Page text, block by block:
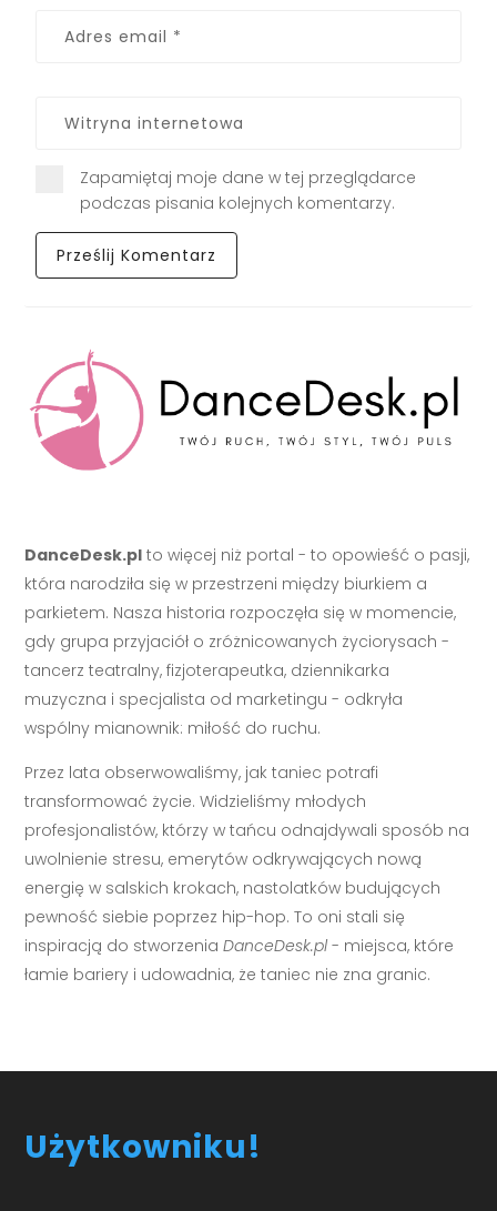
Zapamiętaj moje dane w tej przeglądarce
podczas pisania kolejnych komentarzy.
DanceDesk.pl to więcej niż portal - to opowieść o pasji,
która narodziła się w przestrzeni między biurkiem a
parkietem. Nasza historia rozpoczęła się w momencie,
gdy grupa przyjaciół o zróżnicowanych życiorysach -
tancerz teatralny, fizjoterapeutka, dziennikarka
muzyczna i specjalista od marketingu - odkryła
wspólny mianownik: miłość do ruchu.
Przez lata obserwowaliśmy, jak taniec potrafi
transformować życie. Widzieliśmy młodych
profesjonalistów, którzy w tańcu odnajdywali sposób na
uwolnienie stresu, emerytów odkrywających nową
energię w salskich krokach, nastolatków budujących
pewność siebie poprzez hip-hop. To oni stali się
inspiracją do stworzeniaDanceDesk.pl - miejsca, które
łamie bariery i udowadnia, że taniec nie zna granic.
Użytkowniku!